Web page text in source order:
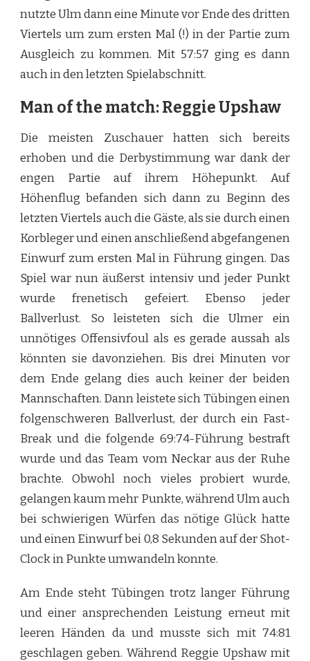
nutzte Ulm dann eine Minute vor Ende des dritten
Viertels um zum ersten Mal (!) in der Partie zum
Ausgleich zu kommen. Mit 57:57 ging es dann
auch in den letzten Spielabschnitt.
Man of the match: Reggie Upshaw
Die meisten Zuschauer hatten sich bereits
erhoben und die Derbystimmung war dank der
engen Partie auf ihrem Höhepunkt. Auf
Höhenflug befanden sich dann zu Beginn des
letzten Viertels auch die Gäste, als sie durch einen
Korbleger und einen anschließend abgefangenen
Einwurf zum ersten Mal in Führung gingen. Das
Spiel war nun äußerst intensiv und jeder Punkt
wurde frenetisch gefeiert. Ebenso jeder
Ballverlust. So leisteten sich die Ulmer ein
unnötiges Offensivfoul als es gerade aussah als
könnten sie davonziehen. Bis drei Minuten vor
dem Ende gelang dies auch keiner der beiden
Mannschaften. Dann leistete sich Tübingen einen
folgenschweren Ballverlust, der durch ein Fast-
Break und die folgende 69:74-Führung bestraft
wurde und das Team vom Neckar aus der Ruhe
brachte. Obwohl noch vieles probiert wurde,
gelangen kaum mehr Punkte, während Ulm auch
bei schwierigen Würfen das nötige Glück hatte
und einen Einwurf bei 0,8 Sekunden auf der Shot-
Clock in Punkte umwandeln konnte.
Am Ende steht Tübingen trotz langer Führung
und einer ansprechenden Leistung erneut mit
leeren Händen da und musste sich mit 74:81
geschlagen geben. Während Reggie Upshaw mit